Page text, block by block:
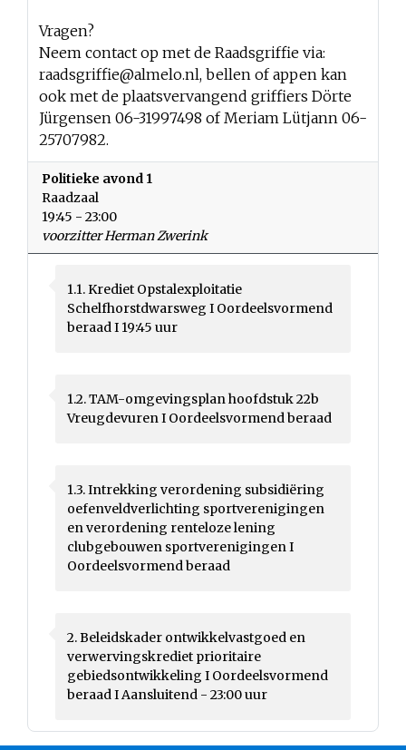
Vragen?
Neem contact op met de Raadsgriffie via:
raadsgriffie@almelo.nl, bellen of appen kan
ook met de plaatsvervangend griffiers Dörte
Jürgensen 06-31997498 of Meriam Lütjann 06-
25707982.
Politieke avond 1
Raadzaal
19:45 - 23:00
voorzitter Herman Zwerink
1.1. Krediet Opstalexploitatie
Schelfhorstdwarsweg I Oordeelsvormend
beraad I 19:45 uur
1.2. TAM-omgevingsplan hoofdstuk 22b
Vreugdevuren I Oordeelsvormend beraad
1.3. Intrekking verordening subsidiëring
oefenveldverlichting sportverenigingen
en verordening renteloze lening
clubgebouwen sportverenigingen I
Oordeelsvormend beraad
2. Beleidskader ontwikkelvastgoed en
verwervingskrediet prioritaire
gebiedsontwikkeling I Oordeelsvormend
beraad I Aansluitend - 23:00 uur